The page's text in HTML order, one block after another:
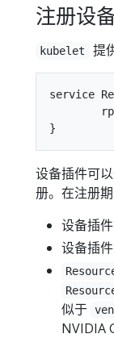
注册设
kubelet 提
service
设备插件可
册。在注册
设备插
设备插件
似于
NVIDIA